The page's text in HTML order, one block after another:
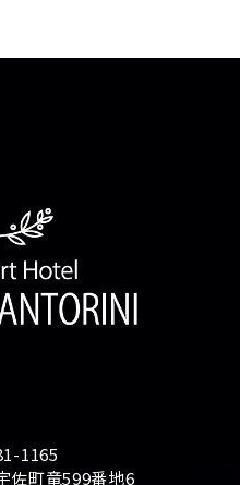
1165
佐町竜599番地6